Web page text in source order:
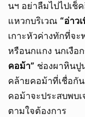
นฯ อย่าลืมไปไปเช็
แหวกบริเวณ “อ่าว
เกาะหัวค่างทักที่จ
หรือนกแกง นกเงือ
คอม้า” ช่องผาหินปู
คล้ายคอม้าที่เชื่อกั
คอม้าจะประสบพบ
ตามใจต้องการ